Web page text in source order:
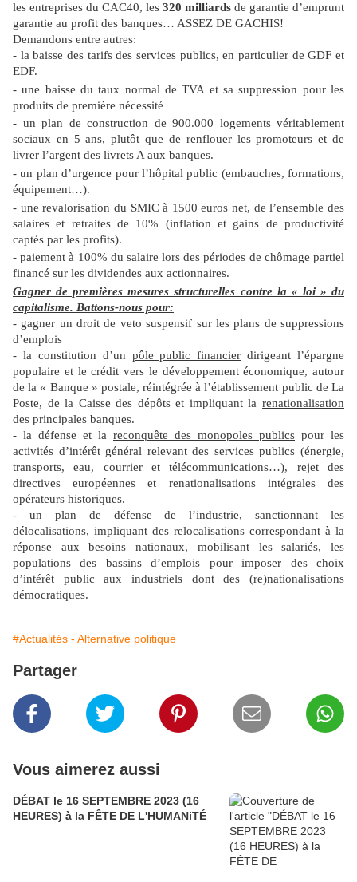
les entreprises du CAC40, les 320 milliards de garantie d’emprunt
garantie au profit des banques… ASSEZ DE GACHIS!
Demandons entre autres:
- la baisse des tarifs des services publics, en particulier de GDF et
EDF.
- une baisse du taux normal de TVA et sa suppression pour les
produits de première nécessité
- un plan de construction de 900.000 logements véritablement
sociaux en 5 ans, plutôt que de renflouer les promoteurs et de
livrer l’argent des livrets A aux banques.
- un plan d’urgence pour l’hôpital public (embauches, formations,
équipement…).
- une revalorisation du SMIC à 1500 euros net, de l’ensemble des
salaires et retraites de 10% (inflation et gains de productivité
captés par les profits).
- paiement à 100% du salaire lors des périodes de chômage partiel
financé sur les dividendes aux actionnaires.
Gagner de premières mesures structurelles contre la « loi » du
capitalisme. Battons-nous pour:
- gagner un droit de veto suspensif sur les plans de suppressions
d’emplois
- la constitution d’un pôle public financier dirigeant l’épargne
populaire et le crédit vers le développement économique, autour
de la « Banque » postale, réintégrée à l’établissement public de La
Poste, de la Caisse des dépôts et impliquant la renationalisation
des principales banques.
- la défense et la reconquête des monopoles publics pour les
activités d’intérêt général relevant des services publics (énergie,
transports, eau, courrier et télécommunications…), rejet des
directives européennes et renationalisations intégrales des
opérateurs historiques.
- un plan de défense de l’industrie,
sanctionnant les
délocalisations, impliquant des relocalisations correspondant à la
réponse aux besoins nationaux, mobilisant les salariés, les
populations des bassins d’emplois pour imposer des choix
d’intérêt public aux industriels dont des (re)nationalisations
démocratiques.
#Actualités - Alternative politique
Partager
Vous aimerez aussi
DÉBAT le 16 SEPTEMBRE 2023 (16
HEURES) à la FÊTE DE L'HUMANiTÉ